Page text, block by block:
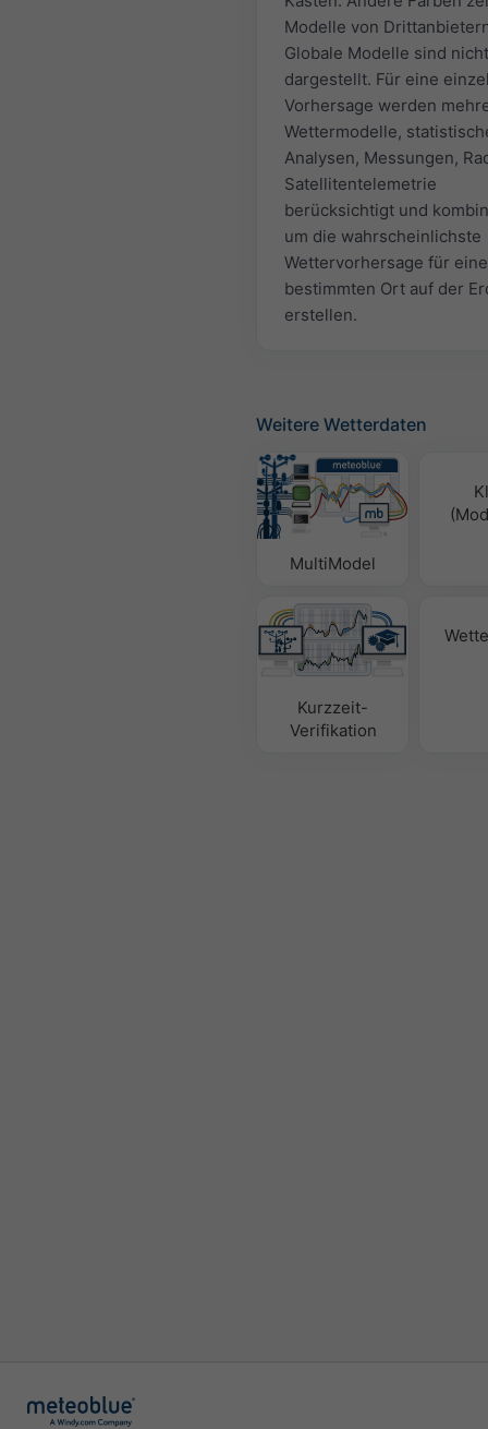
Modelle von
Globale Modelle sind nicht
dargestellt. Für eine
Vorhersage werden
Wettermodelle,
Analysen, Messungen,
Satellitentelemetrie
berücksichtigt und
um die wahrscheinlichste
Wettervorhersage für
bestimmten Ort auf der
erstellen.
Weitere Wetterdaten
MultiModel
Kurzzeit-
Verifikation